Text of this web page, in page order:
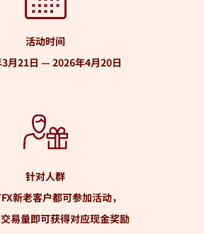
活动时间
月21日 — 2026年4月20日
针对人群
新老客户都可参加活动，
易量即可获得对应现金奖励